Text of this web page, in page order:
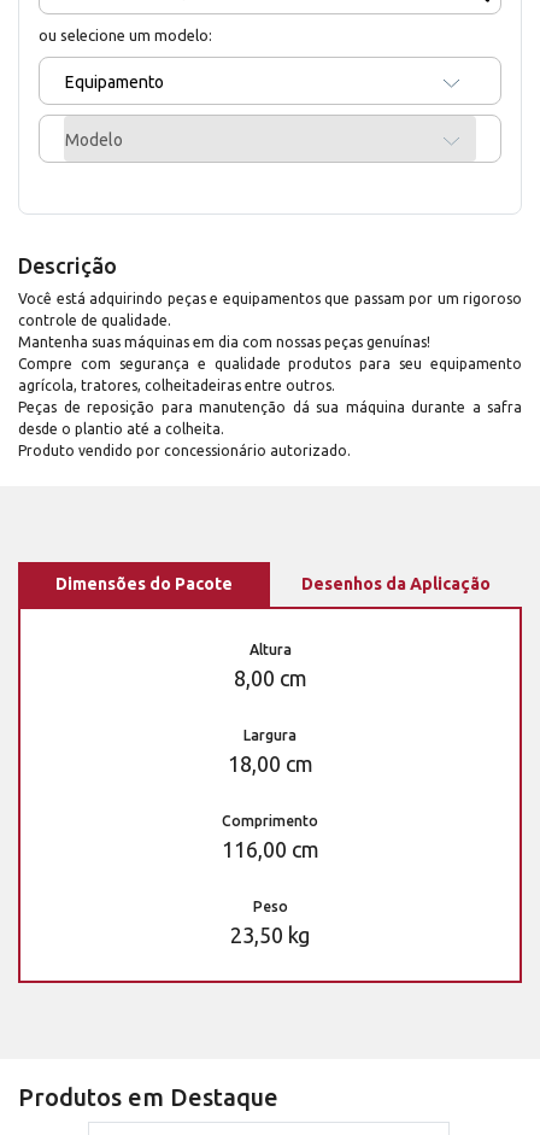
ou selecione um modelo:
Equipamento
Modelo
Descrição
Você está adquirindo peças e equipamentos que passam por um rigoroso
controle de qualidade.
Mantenha suas máquinas em dia com nossas peças genuínas!
Compre com segurança e qualidade produtos para seu equipamento
agrícola, tratores, colheitadeiras entre outros.
Peças de reposição para manutenção dá sua máquina durante a safra
desde o plantio até a colheita.
Produto vendido por concessionário autorizado.
Dimensões do Pacote Desenhos da Aplicação
Altura
8,00 cm
Largura
18,00 cm
Comprimento
116,00 cm
Peso
23,50 kg
Produtos em Destaque